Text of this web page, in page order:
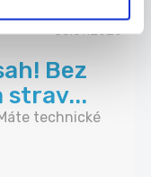
30.07.2026
Bez
strav...
technické